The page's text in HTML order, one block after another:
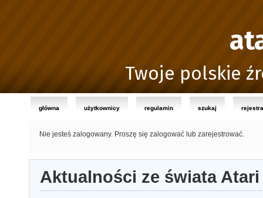
Twoje polskie
główna użytkownicy regulamin szukaj
Nie jesteś zalogowany. Proszę się zalogować lub zarejestrować.
Aktualności ze świata Atari